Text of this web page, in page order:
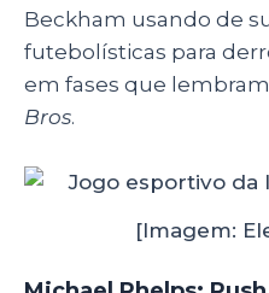
Beckham usando de
futebolísticas para
em fases que
Bros.
[Imagem: